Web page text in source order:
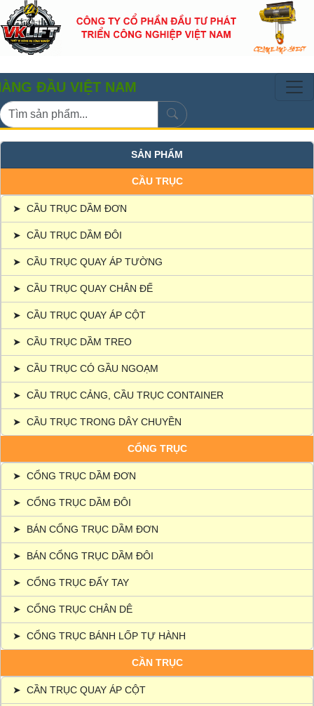
VIỆT NAM
SẢN PHẨM
CẦU TRỤC
➤ CẦU TRỤC DẦM ĐƠN
➤ CẦU TRỤC DẦM ĐÔI
➤ CẦU TRỤC QUAY ÁP TƯỜNG
➤ CẦU TRỤC QUAY CHÂN ĐẾ
➤ CẦU TRỤC QUAY ÁP CỘT
➤ CẦU TRỤC DẦM TREO
➤ CẦU TRỤC CÓ GẦU NGOẠM
➤ CẦU TRỤC CẢNG, CẦU TRỤC CONTAINER
➤ CẦU TRỤC TRONG DÂY CHUYỀN
CỔNG TRỤC
➤ CỔNG TRỤC DẦM ĐƠN
➤ CỔNG TRỤC DẦM ĐÔI
➤ BÁN CỔNG TRỤC DẦM ĐƠN
➤ BÁN CỔNG TRỤC DẦM ĐÔI
➤ CỔNG TRỤC ĐẨY TAY
➤ CỔNG TRỤC CHÂN DÊ
➤ CỔNG TRỤC BÁNH LỐP TỰ HÀNH
CẦN TRỤC
➤ CẦN TRỤC QUAY ÁP CỘT